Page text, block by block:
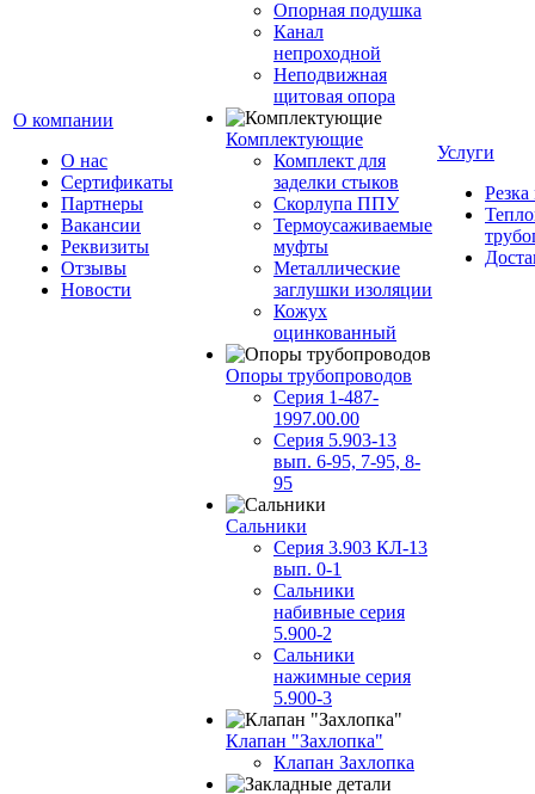
О компании
О нас
Сертификаты
Партнеры
Вакансии
Реквизиты
Отзывы
Новости
Опорная подушка
Канал
непроходной
Неподвижная
щитовая опора
Комплектующие
Комплект для
заделки стыков
Скорлупа ППУ
Термоусаживаемые
муфты
Металлические
заглушки изоляции
Кожух
оцинкованный
Опоры трубопроводов
Серия 1-487-
1997.00.00
Серия 5.903-13
вып. 6-95, 7-95, 8-
95
Сальники
Серия 3.903 КЛ-13
вып. 0-1
Сальники
набивные серия
5.900-2
Сальники
нажимные серия
5.900-3
Клапан "Захлопка"
Клапан Захлопка
Услуги
Резка